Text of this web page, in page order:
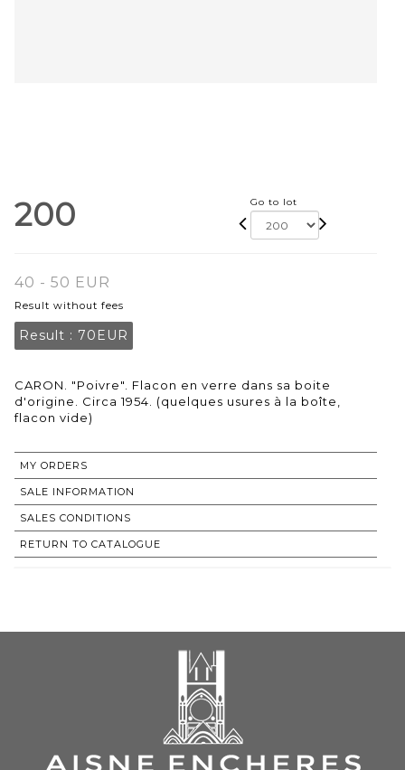
200 Go to lot
40 - 50 EUR
Result without fees
Result : 70EUR
CARON. "Poivre". Flacon en verre dans sa boite
d'origine. Circa 1954. (quelques usures à la boîte,
flacon vide)
MY ORDERS
SALE INFORMATION
SALES CONDITIONS
RETURN TO CATALOGUE